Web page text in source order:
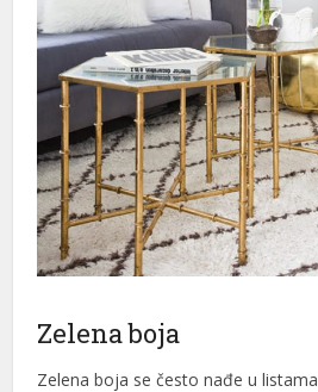
Zelena boja
Zelena boja se često nađe u